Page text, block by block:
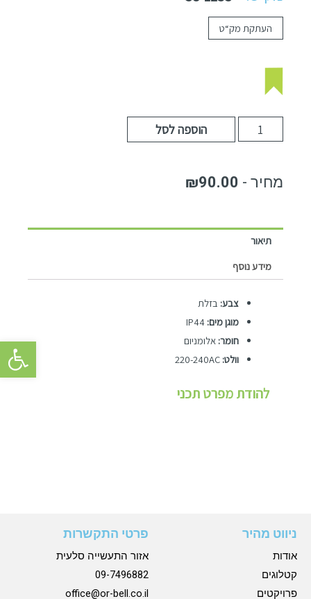
פתח
העתקת מק“ט
הוספה לסל
₪90.00
תיאור
מידע נוסף
צבע: בזלת
מוגן מים: IP44
חומר: אלומניום
וולט: 220-240AC
להודת מפרט תכני
ניווט מהיר
אודות
קטלוגים
פרויקטים
פרטי התקשרות
אזור התעשייה סלעית
09-7496882
office@or-bell.co.il